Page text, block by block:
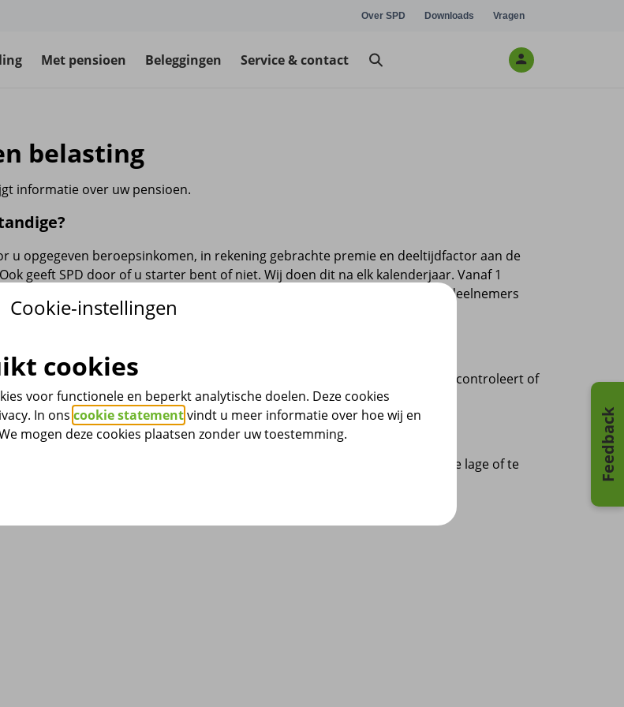
Over SPD Downloads Vragen
Met pensioen Beleggingen Service & contact
belasting
informatie over uw pensioen.
u opgegeven beroepsinkomen, in rekening gebrachte premie en deeltijdfactor aan de
geeft SPD door of u starter bent of niet. Wij doen dit na elk kalenderjaar. Vanaf 1
beroepspensioenfonds deze informatie over het pensioen van zelfstandige deelnemers
doorgeven.
elk jaar aftrekken van de winst uit uw onderneming. De Belastingdienst controleert of
Daarvoor geldt namelijk een maximum.
achteraf uw premie moeten aanpassen. En dat wij de Belastingdienst een te lage of te
U leest hierover meer bij
Feedback
Cookie-instellingen
cookies
voor functionele en beperkt analytische doelen. Deze cookies
In ons cookie statementvindt u meer informatie over hoe wij en
mogen deze cookies plaatsen zonder uw toestemming.